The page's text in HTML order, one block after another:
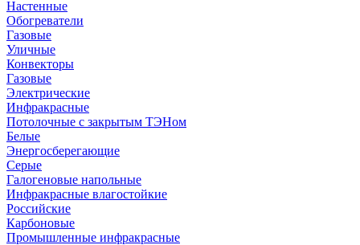
Настенные
Обогреватели
Газовые
Уличные
Конвекторы
Газовые
Электрические
Инфракрасные
Потолочные с закрытым ТЭНом
Белые
Энергосберегающие
Серые
Галогеновые напольные
Инфракрасные влагостойкие
Российские
Карбоновые
Промышленные инфракрасные